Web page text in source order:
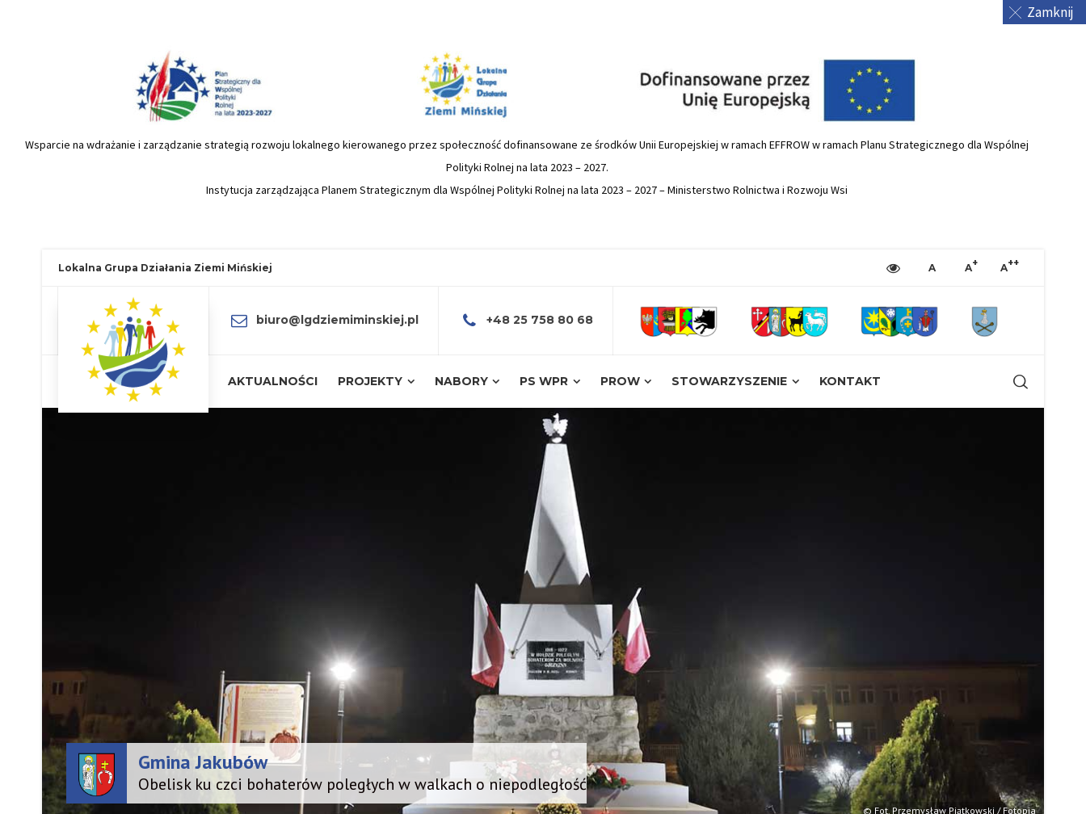
Zamknij
Wsparcie na wdrażanie i zarządzanie strategią rozwoju lokalnego kierowanego przez społeczność dofinansowane ze środków Unii Europejskiej w ramach EFFROW w ramach Planu Strategicznego dla Wspólnej
Polityki Rolnej na lata 2023 – 2027.
Instytucja zarządzająca Planem Strategicznym dla Wspólnej Polityki Rolnej na lata 2023 – 2027 – Ministerstwo Rolnictwa i Rozwoju Wsi
Lokalna Grupa Działania Ziemi Mińskiej A A+ A++
biuro@lgdziemiminskiej.pl +48 25 758 80 68
AKTUALNOŚCI PROJEKTY NABORY PS WPR PROW STOWARZYSZENIE KONTAKT
© Fot. Przemysław Piątkowski / Fotopia
Obelisk ku czci bohaterów poległych w walkach o niepodległość
Gmina Jakubów